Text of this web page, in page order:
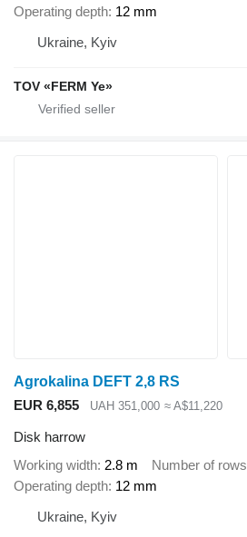
Operating depth 12 mm
Ukraine, Kyiv
TOV «FERM Ye»
Agrokalina DEFT 2,8 RS
EUR 6,855
UAH 351,000 ≈ A$11,220
Disk harrow
Working width 2.8 m Number of rows
Operating depth 12 mm
Ukraine, Kyiv